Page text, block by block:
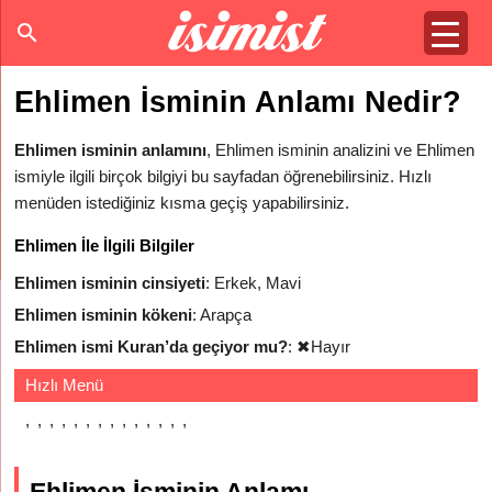
Ehlimen İsminin Anlamı Nedir?
Ehlimen isminin anlamını, Ehlimen isminin analizini ve Ehlimen
ismiyle ilgili birçok bilgiyi bu sayfadan öğrenebilirsiniz. Hızlı
menüden istediğiniz kısma geçiş yapabilirsiniz.
Ehlimen İle İlgili Bilgiler
Ehlimen isminin cinsiyeti: Erkek, Mavi
Ehlimen isminin kökeni: Arapça
Ehlimen ismi Kuran’da geçiyor mu?: ✖Hayır
Hızlı Menü